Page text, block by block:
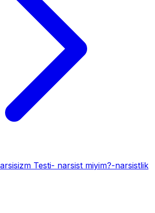
Testi- narsist miyim?-narsistlik